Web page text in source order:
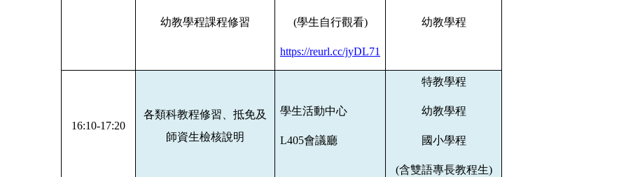
幼教學程課程修習 (學生自行觀看)
https://reurl.cc/jyDL71
幼教學程
16:10-17:20
各類科教程修習、抵免及
師資生檢核說明
學生活動中心
L405會議廳
特教學程
幼教學程
國小學程
(含雙語專長教程生)